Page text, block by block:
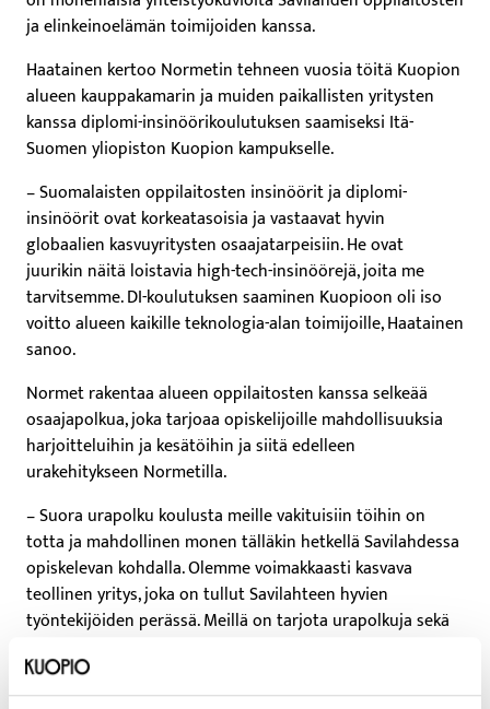
ja elinkeinoelämän toimijoiden kanssa.
Haatainen kertoo Normetin tehneen vuosia töitä Kuopion
alueen kauppakamarin ja muiden paikallisten yritysten
kanssa diplomi-insinöörikoulutuksen saamiseksi Itä-
Suomen yliopiston Kuopion kampukselle.
– Suomalaisten oppilaitosten insinöörit ja diplomi-
insinöörit ovat korkeatasoisia ja vastaavat hyvin
globaalien kasvuyritysten osaajatarpeisiin. He ovat
juurikin näitä loistavia high-tech-insinöörejä, joita me
tarvitsemme. DI-koulutuksen saaminen Kuopioon oli iso
voitto alueen kaikille teknologia-alan toimijoille, Haatainen
sanoo.
Normet rakentaa alueen oppilaitosten kanssa selkeää
osaajapolkua, joka tarjoaa opiskelijoille mahdollisuuksia
harjoitteluihin ja kesätöihin ja siitä edelleen
urakehitykseen Normetilla.
– Suora urapolku koulusta meille vakituisiin töihin on
totta ja mahdollinen monen tälläkin hetkellä Savilahdessa
opiskelevan kohdalla. Olemme voimakkaasti kasvava
teollinen yritys, joka on tullut Savilahteen hyvien
työntekijöiden perässä. Meillä on tarjota urapolkuja sekä
asiantuntijatehtäviin tähtääville, Haatainen toteaa.